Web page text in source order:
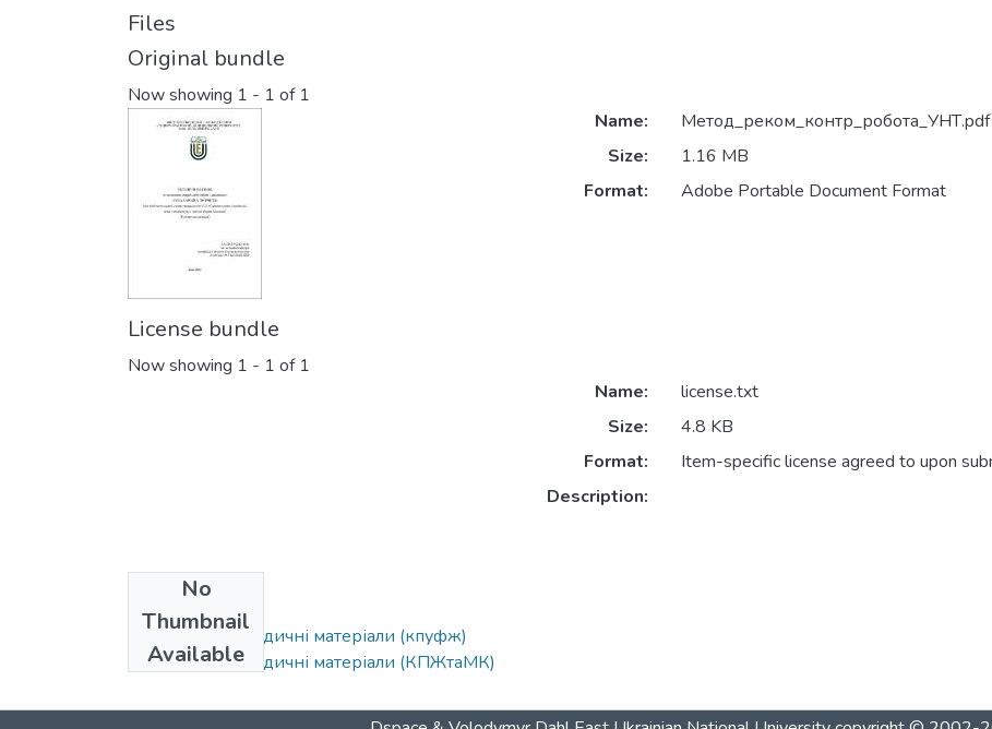
Files
Original bundle
Now showing 1 - 1 of 1
Name:
Метод_реком_контр_робота_УНТ.pdf
Size:
1.16 MB
Format:
Adobe Portable Document Format
License bundle
Now showing 1 - 1 of 1
No
Thumbnail
Available
Name:
license.txt
Size:
4.8 KB
Format:
Item-specific license agreed to upon
Description:
Collections
Навчально-методичні матеріали (кпуфж)
Навчально-методичні матеріали (КПЖтаМК)